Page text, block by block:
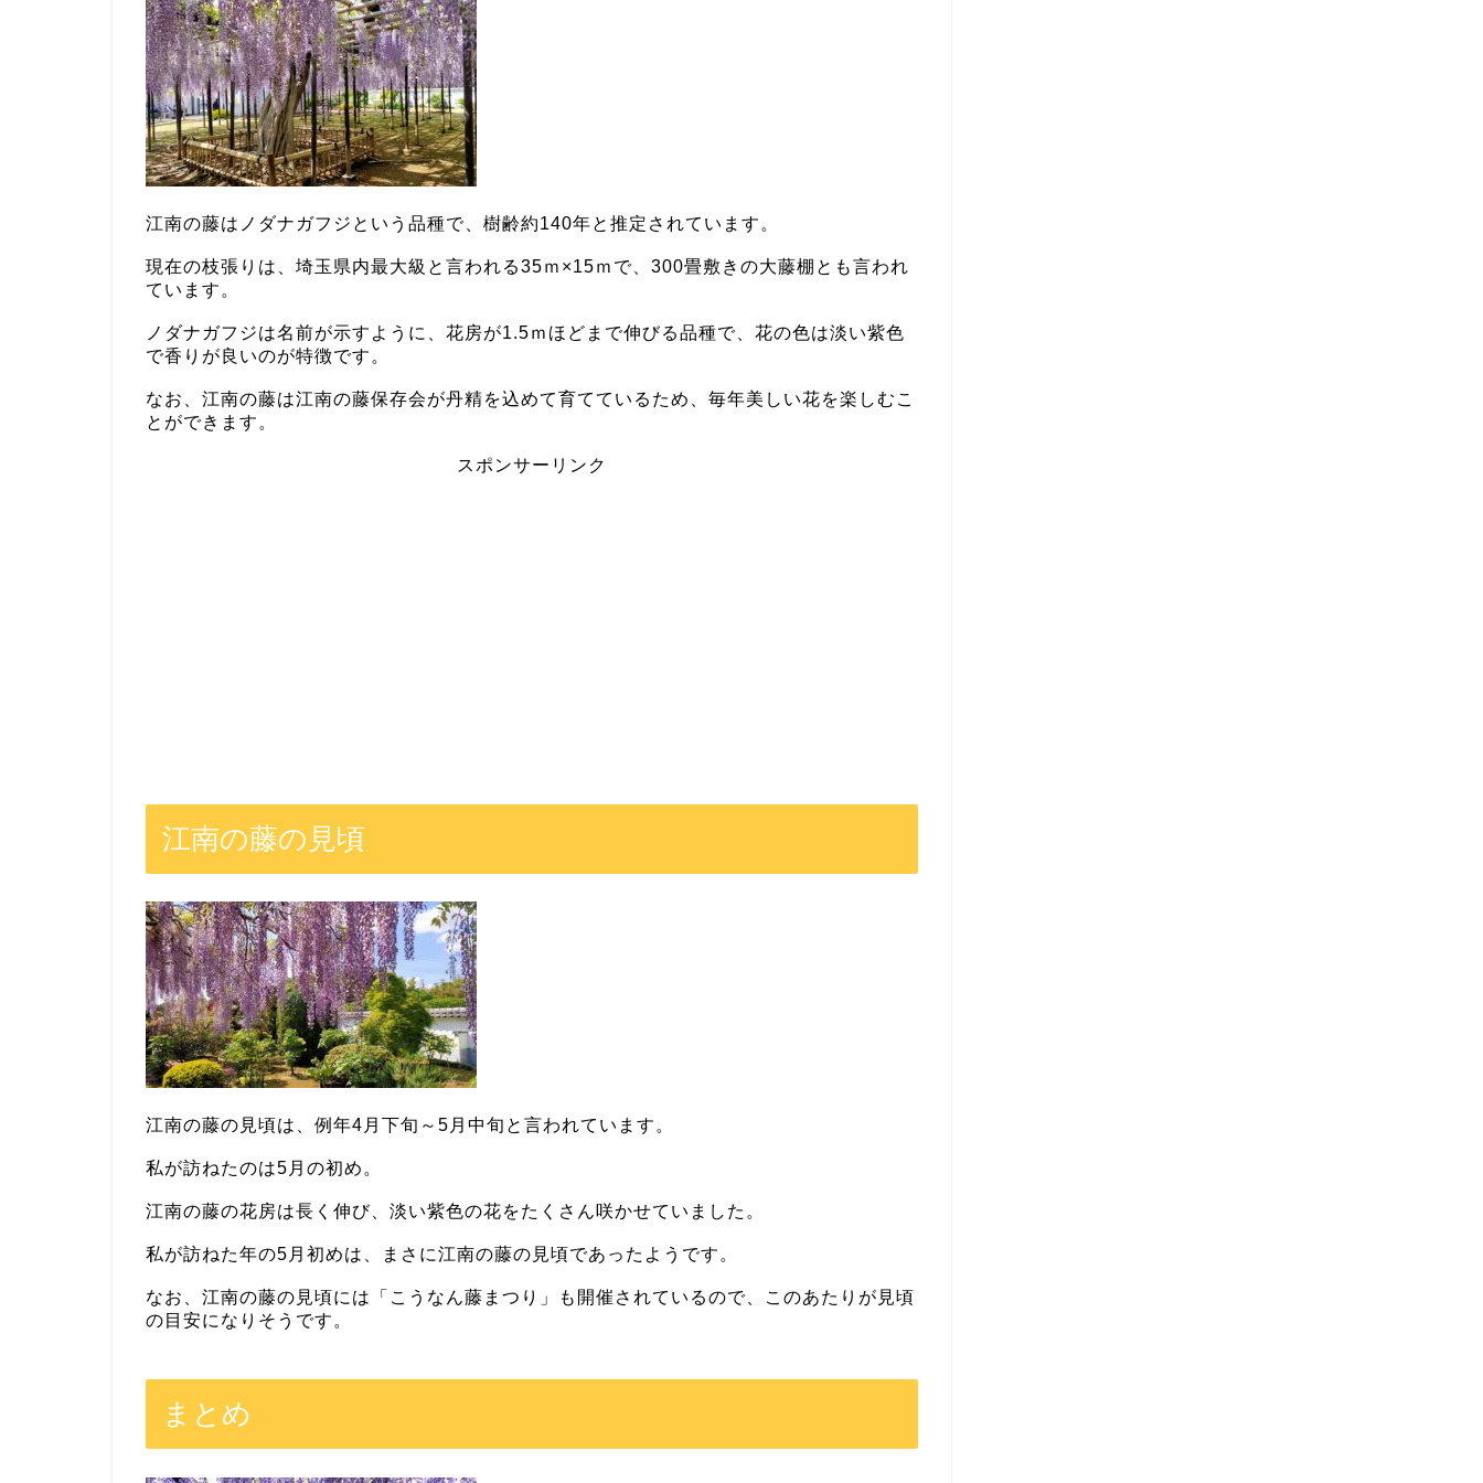
江南の藤はノダナガフジという品種で、樹齢約140年と推定されています。
現在の枝張りは、埼玉県内最大級と言われる35ｍ×15ｍで、300畳敷きの大藤棚とも言われ
ています。
ノダナガフジは名前が示すように、花房が1.5ｍほどまで伸びる品種で、花の色は淡い紫色
で香りが良いのが特徴です。
なお、江南の藤は江南の藤保存会が丹精を込めて育てているため、毎年美しい花を楽しむこ
とができます。
スポンサーリンク
江南の藤の見頃
江南の藤の見頃は、例年4月下旬～5月中旬と言われています。
私が訪ねたのは5月の初め。
江南の藤の花房は長く伸び、淡い紫色の花をたくさん咲かせていました。
私が訪ねた年の5月初めは、まさに江南の藤の見頃であったようです。
なお、江南の藤の見頃には「こうなん藤まつり」も開催されているので、このあたりが見頃
の目安になりそうです。
まとめ